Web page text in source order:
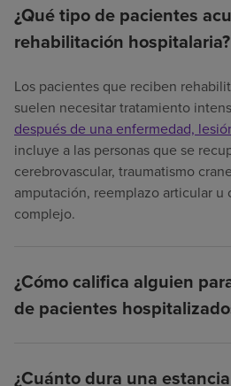
¿Qué tipo de pacientes
rehabilitación hospitalaria?
Los pacientes que reciben
suelen necesitar tratamiento
después de una enfermedad,
incluye a las personas que se
cerebrovascular, traumatismo
amputación, reemplazo articular
complejo.
¿Cómo califica alguien
de pacientes
¿Cuánto dura una